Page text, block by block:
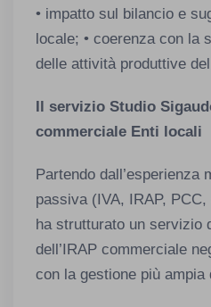
• impatto sul bilancio e
locale; • coerenza con la
delle attività produttive
Il servizio Studio
commerciale Enti locali
Partendo dall’esperienza
passiva (IVA, IRAP,
ha strutturato un servizio
dell’IRAP commerciale
con la gestione più ampia